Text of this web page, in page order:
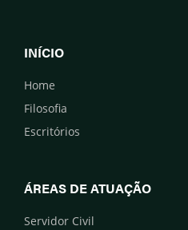
INÍCIO
Home
Filosofia
Escritórios
ÁREAS DE ATUAÇÃO
Servidor Civil